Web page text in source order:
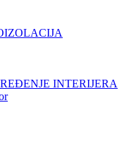
INTERIJERA